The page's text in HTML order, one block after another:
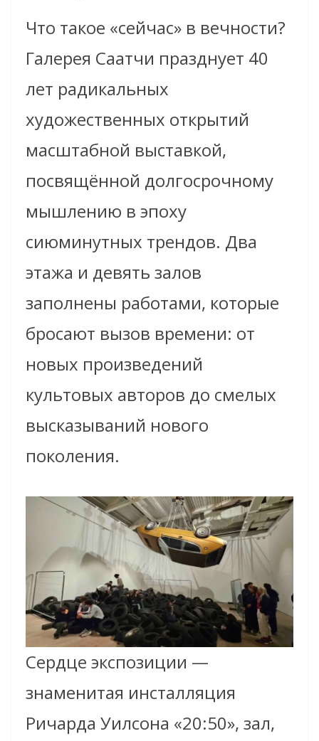
Что такое «сейчас» в вечности?
Галерея Саатчи празднует 40
лет радикальных
художественных открытий
масштабной выставкой,
посвящённой долгосрочному
мышлению в эпоху
сиюминутных трендов. Два
этажа и девять залов
заполнены работами, которые
бросают вызов времени: от
новых произведений
культовых авторов до смелых
высказываний нового
поколения.
Сердце экспозиции —
знаменитая инсталляция
Ричарда Уилсона «20:50», зал,